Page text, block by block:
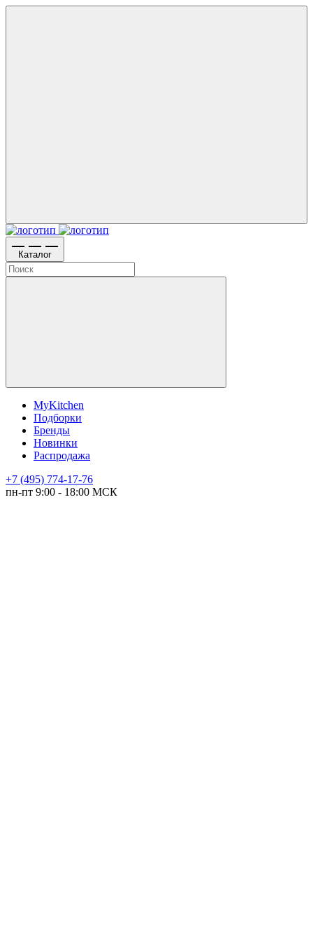
Каталог
MyKitchen
Подборки
Бренды
Новинки
Распродажа
+7 (495) 774-17-76
пн-пт 9:00 - 18:00 МСК